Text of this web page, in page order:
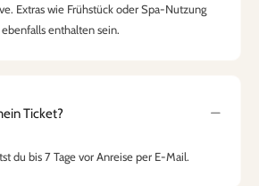
Extras wie Frühstück oder Spa-Nutzung
enthalten sein.
Ticket?
du bis 7 Tage vor Anreise per E-Mail.